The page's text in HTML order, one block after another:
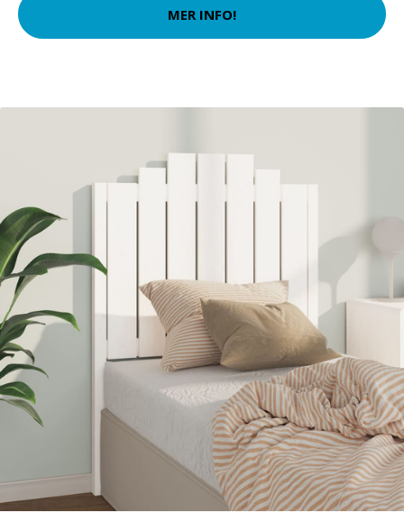
MER INFO!